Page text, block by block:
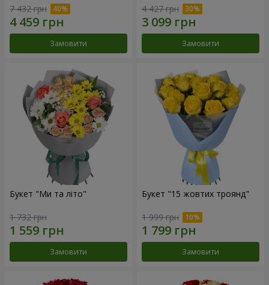
7 432 грн
Замовити
4 427 грн
Замовити
Букет "Ми та літо"
1 732 грн
Замовити
Букет "15 жовтих троянд"
1 999 грн
Замовити